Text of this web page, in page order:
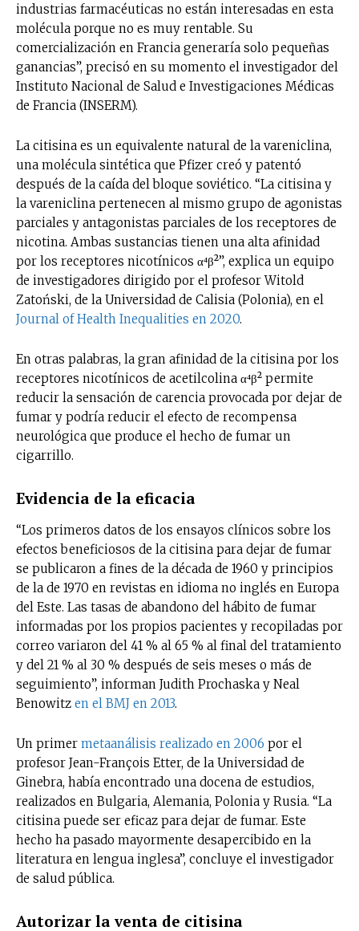
industrias farmacéuticas no están interesadas en esta
molécula porque no es muy rentable. Su
comercialización en Francia generaría solo pequeñas
ganancias”, precisó en su momento el investigador del
Instituto Nacional de Salud e Investigaciones Médicas
de Francia (INSERM).
La citisina es un equivalente natural de la vareniclina,
una molécula sintética que Pfizer creó y patentó
después de la caída del bloque soviético. “La citisina y
la vareniclina pertenecen al mismo grupo de agonistas
parciales y antagonistas parciales de los receptores de
nicotina. Ambas sustancias tienen una alta afinidad
por los receptores nicotínicos α⁴β²”, explica un equipo
de investigadores dirigido por el profesor Witold
Zatoński, de la Universidad de Calisia (Polonia), en el
Journal of Health Inequalities en 2020.
En otras palabras, la gran afinidad de la citisina por los
receptores nicotínicos de acetilcolina α⁴β² permite
reducir la sensación de carencia provocada por dejar de
fumar y podría reducir el efecto de recompensa
neurológica que produce el hecho de fumar un
cigarrillo.
Evidencia de la eficacia
“Los primeros datos de los ensayos clínicos sobre los
efectos beneficiosos de la citisina para dejar de fumar
se publicaron a fines de la década de 1960 y principios
de la de 1970 en revistas en idioma no inglés en Europa
del Este. Las tasas de abandono del hábito de fumar
informadas por los propios pacientes y recopiladas por
correo variaron del 41 % al 65 % al final del tratamiento
y del 21 % al 30 % después de seis meses o más de
seguimiento”, informan Judith Prochaska y Neal
Benowitz en el BMJ en 2013.
Un primer metaanálisis realizado en 2006 por el
profesor Jean-François Etter, de la Universidad de
Ginebra, había encontrado una docena de estudios,
realizados en Bulgaria, Alemania, Polonia y Rusia. “La
citisina puede ser eficaz para dejar de fumar. Este
hecho ha pasado mayormente desapercibido en la
literatura en lengua inglesa”, concluye el investigador
de salud pública.
Autorizar la venta de citisina